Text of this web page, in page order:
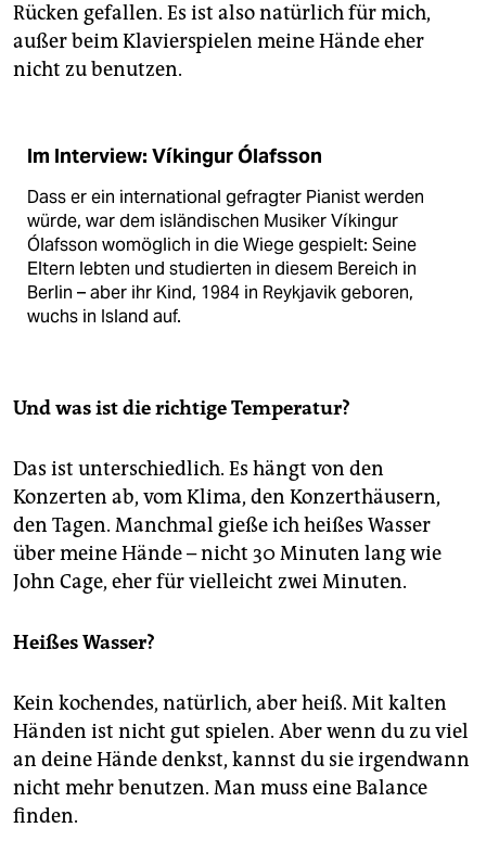
Rücken gefallen. Es ist also natürlich für mich,
außer beim Klavierspielen meine Hände eher
nicht zu benutzen.
Im Interview: Víkingur Ólafsson
Dass er ein international gefragter Pianist werden
würde, war dem isländischen Musiker Víkingur
Ólafsson womöglich in die Wiege gespielt: Seine
Eltern lebten und studierten in diesem Bereich in
Berlin – aber ihr Kind, 1984 in Reykjavik geboren,
wuchs in Island auf.
Und was ist die richtige Temperatur?
Das ist unterschiedlich. Es hängt von den
Konzerten ab, vom Klima, den Konzerthäusern,
den Tagen. Manchmal gieße ich heißes Wasser
über meine Hände – nicht 30 Minuten lang wie
John Cage, eher für vielleicht zwei Minuten.
Heißes Wasser?
Kein kochendes, natürlich, aber heiß. Mit kalten
Händen ist nicht gut spielen. Aber wenn du zu viel
an deine Hände denkst, kannst du sie irgendwann
nicht mehr benutzen. Man muss eine Balance
finden.